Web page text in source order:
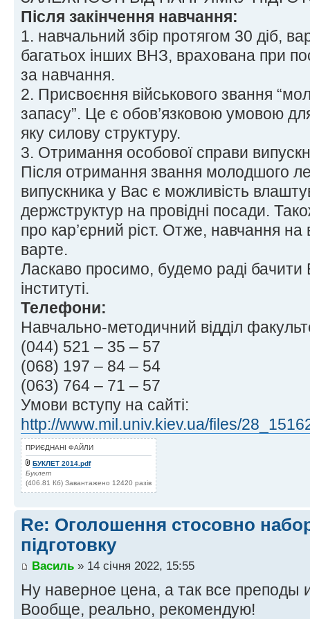
Після закінчення навчання:
1. навчальний збір протягом 30 діб,
багатьох інших ВНЗ, врахована при
за навчання.
2. Присвоєння військового звання
запасу”. Це є обов’язковою умовою
яку силову структуру.
3. Отримання особової справи
Після отримання звання молодшого
випускника у Вас є можливість
держструктур на провідні посади.
про кар’єрний ріст. Отже, навчання на
варте.
Ласкаво просимо, будемо раді
інституті.
Телефони:
Навчально-методичний відділ
(044) 521 – 35 – 57
(068) 197 – 84 – 54
(063) 764 – 71 – 57
Умови вступу на сайті:
http://www.mil.univ.kiev.ua/files/
ПРИЄДНАНІ ФАЙЛИ
БУКЛЕТ 2014.pdf
Буклет
(406.81 Кб) Завантажено 12420 разів
Re: Оголошення стосовно
підготовку
Василь » 14 січня 2022, 15:55
Ну наверное цена, а так все преподы
Вообще, реально, рекомендую!